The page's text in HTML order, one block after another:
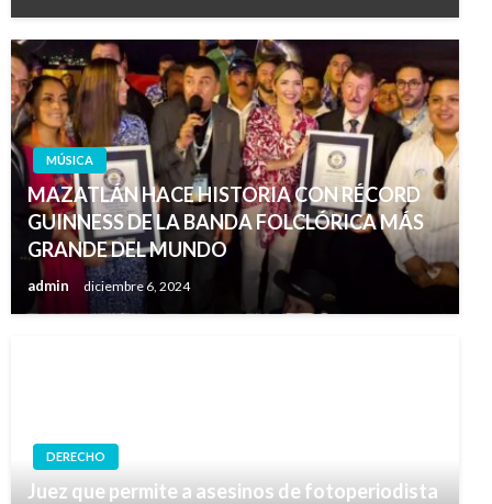
MÚSICA
MAZATLÁN HACE HISTORIA CON RÉCORD
GUINNESS DE LA BANDA FOLCLÓRICA MÁS
GRANDE DEL MUNDO
admin diciembre 6, 2024
DERECHO
Juez que permite a asesinos de fotoperiodista